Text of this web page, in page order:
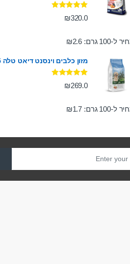
דורג5.00
מתוך 5 ₪320.0
ל-100 גרם: ₪2.6
מזון כלבים וינסנט דיאט טלה 15 ק"ג
דורג5.00
מתוך 5 ₪269.0
ל-100 גרם: ₪1.7